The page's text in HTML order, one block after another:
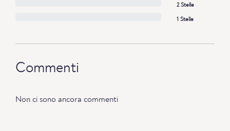
2 Stelle
1 Stelle
Commenti
Non ci sono ancora commenti